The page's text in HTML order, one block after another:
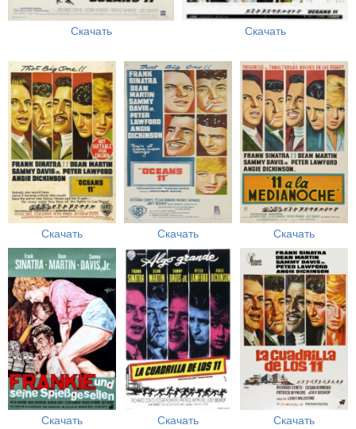
Скачать Скачать
Скачать Скачать Скачать
Скачать Скачать Скачать